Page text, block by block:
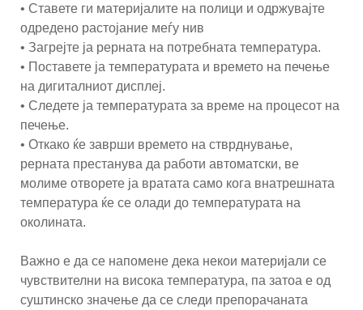
• Ставете ги материјалите на полици и одржувајте
одредено растојание меѓу нив
• Загрејте ја рерната на потребната температура.
• Поставете ја температурата и времето на печење
на дигиталниот дисплеј.
• Следете ја температурата за време на процесот на
печење.
• Откако ќе заврши времето на стврднување,
рерната престанува да работи автоматски, ве
молиме отворете ја вратата само кога внатрешната
температура ќе се олади до температурата на
околината.
Важно е да се напомене дека некои материјали се
чувствителни на висока температура, па затоа е од
суштинско значење да се следи препорачаната